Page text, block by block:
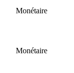
Monétaire
Monétaire